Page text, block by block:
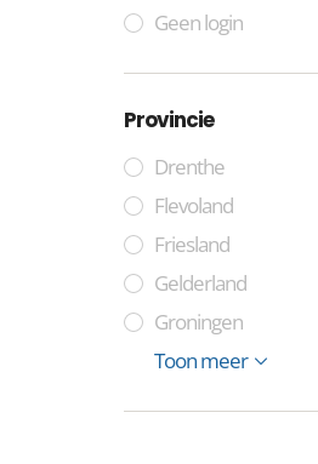
Geen login
Provincie
Drenthe
Flevoland
Friesland
Gelderland
Groningen
Limburg
Noord-Brabant
Noord-Holland
Zuid-Holland
Overijssel
Utrecht
Zeeland
Toon meer